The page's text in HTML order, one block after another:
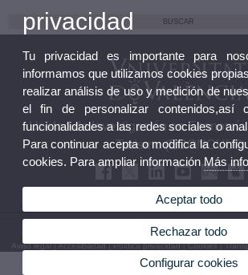
Unidad de Investigación en
Turismo (ECONCULT)
© 2026 UV. - Avenida de los Naranjos, s/n. 46022
Aviso legal|Accesibilidad|Política privacidad|Cookies|
privacidad
Tu privacidad es importante para
informamos que utilizamos cookies
realizar análisis de uso y medición de
el fin de personalizar contenidos,así
funcionalidades a las redes sociales o
Para continuar acepta o modifica la
cookies. Para ampliar información Más
Aceptar todo
Rechazar todo
Configurar cookies